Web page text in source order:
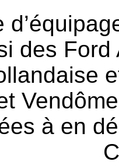
des
à en